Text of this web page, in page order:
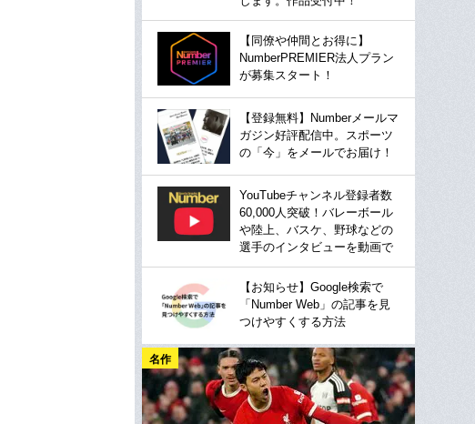
【同僚や仲間とお得に】
NumberPREMIER法人プラン
が募集スタート！
【登録無料】Numberメールマ
ガジン好評配信中。スポーツ
の「今」をメールでお届け！
YouTubeチャンネル登録者数
60,000人突破！バレーボール
や陸上、バスケ、野球などの
選手のインタビューを動画で
【お知らせ】Google検索で
「Number Web」の記事を見
つけやすくする方法
名作